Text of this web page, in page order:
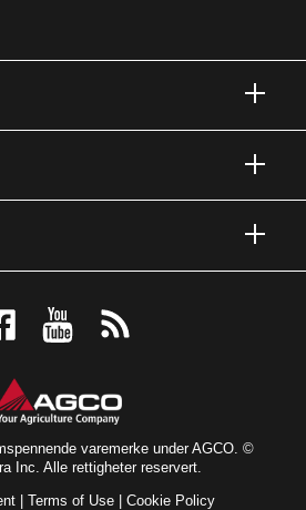
varemerke under AGCO. ©
Inc. Alle rettigheter reservert.
Terms of Use Cookie Policy